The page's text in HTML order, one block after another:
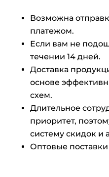
Возможна
платежом.
Если вам не
течении 14 дней.
Доставка
основе
схем.
Длительное
приоритет,
систему скидок и
Оптовые